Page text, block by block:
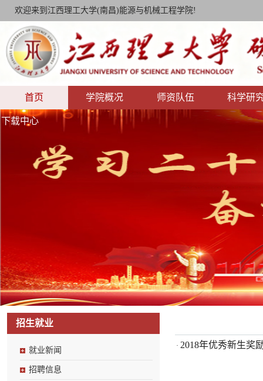
欢迎来到江西理工大学(南昌)能源与机械工程学院!
首页 学院概况 师资队伍 科学研
下载中心
招生就业
就业新闻
招聘信息
· 2018年优秀新生奖